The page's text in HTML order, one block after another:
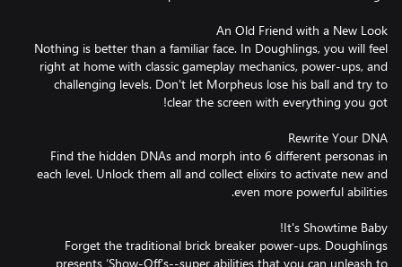
Nothing is better than a familiar face. In Doughlings, you will feel
right at home with classic gameplay mechanics, power-ups, and
challenging levels. Don't let Morpheus lose his ball and try to
Find the hidden DNAs and morph into 6 different personas in
each level. Unlock them all and collect elixirs to activate new and
Forget the traditional brick breaker power-ups. Doughlings
presents ‘Show-Off’s--super abilities that you can unleash to